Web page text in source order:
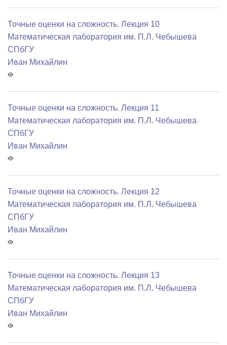
Точные оценки на сложность. Лекция 10
Математичеcкая лаборатория им. П.Л. Чебышева
СПбГУ
Иван Михайлин
Точные оценки на сложность. Лекция 11
Математичеcкая лаборатория им. П.Л. Чебышева
СПбГУ
Иван Михайлин
Точные оценки на сложность. Лекция 12
Математичеcкая лаборатория им. П.Л. Чебышева
СПбГУ
Иван Михайлин
Точные оценки на сложность. Лекция 13
Математичеcкая лаборатория им. П.Л. Чебышева
СПбГУ
Иван Михайлин